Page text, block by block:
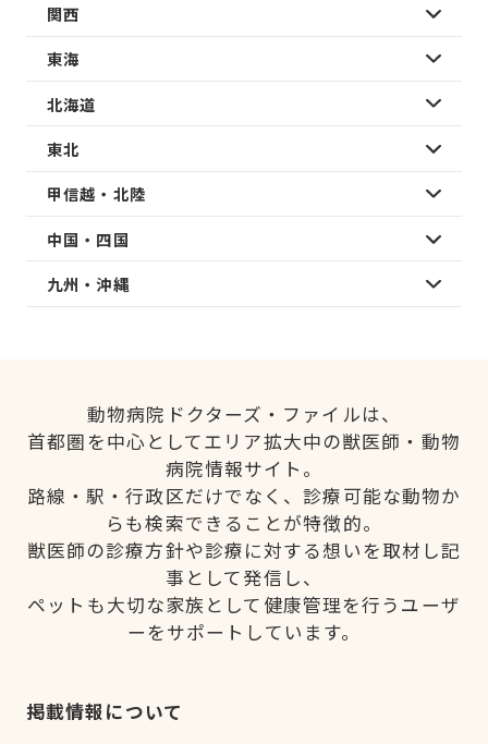
関西
東海
北海道
東北
甲信越・北陸
中国・四国
九州・沖縄
動物病院ドクターズ・ファイルは、
首都圏を中心としてエリア拡大中の獣医師・動物
病院情報サイト。
路線・駅・行政区だけでなく、診療可能な動物か
らも検索できることが特徴的。
獣医師の診療方針や診療に対する想いを取材し記
事として発信し、
ペットも大切な家族として健康管理を行うユーザ
ーをサポートしています。
掲載情報について